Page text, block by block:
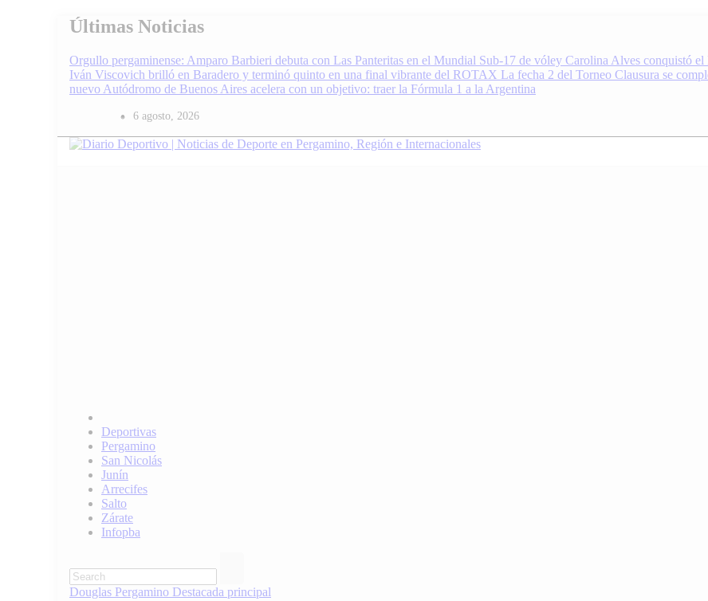
Últimas Noticias
Orgullo pergaminense: Amparo Barbieri debuta con Las Panteritas en el Mundial Sub-17 de vóley Carolina Alves conquistó el
Iván Viscovich brilló en Baradero y terminó quinto en una final vibrante del ROTAX La fecha 2 del Torneo Clausura se
nuevo Autódromo de Buenos Aires acelera con un objetivo: traer la Fórmula 1 a la Argentina
6 agosto, 2026
Deportivas
Pergamino
San Nicolás
Junín
Arrecifes
Salto
Zárate
Infopba
Douglas Pergamino Destacada principal